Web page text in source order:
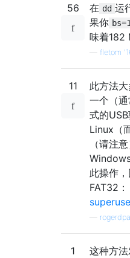
56 在 dd 运
果你
味着182
fletom
11
此方法
一个（
式的
Linux（
（请注
此操作
FAT32：
1
这种方